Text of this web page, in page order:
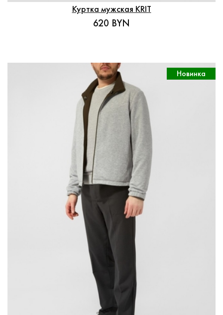
Куртка мужская KRIT
620 BYN
Новинка